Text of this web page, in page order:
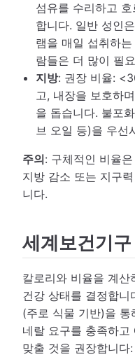
섬유를 수리하고
합니다. 일반 성인
램을 매일 섭취하
람들은 더 많이 필
지방: 권장 비율:
고, 내장을 보호하
을 돕습니다. 불포
브 오일 등)을 우선
주의: 구체적인 비율
지방 감소 또는 지구
니다.
세계보건기
칼로리와 비율을 계
건강 상태를 결정합
(주로 식물 기반)을 통
네랄 요구를 충족하
맞출 것을 권장합니다: